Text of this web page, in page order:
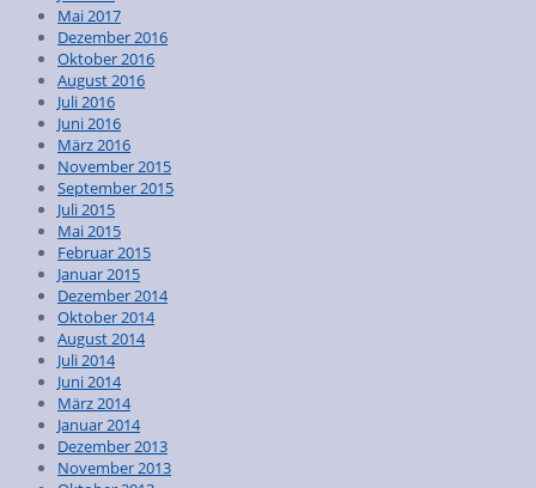
Mai 2017
Dezember 2016
Oktober 2016
August 2016
Juli 2016
Juni 2016
März 2016
November 2015
September 2015
Juli 2015
Mai 2015
Februar 2015
Januar 2015
Dezember 2014
Oktober 2014
August 2014
Juli 2014
Juni 2014
März 2014
Januar 2014
Dezember 2013
November 2013